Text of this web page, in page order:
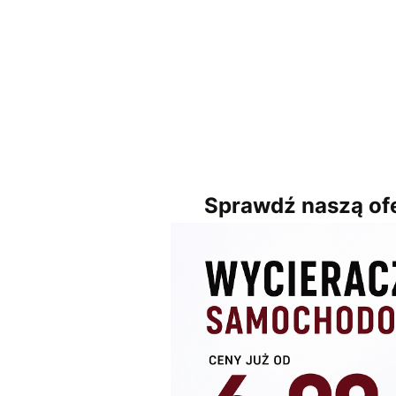
Sprawdź naszą